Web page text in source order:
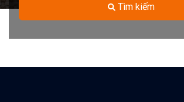
Tìm kiếm